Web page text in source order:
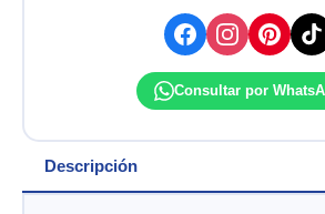
Consultar por
Descripción